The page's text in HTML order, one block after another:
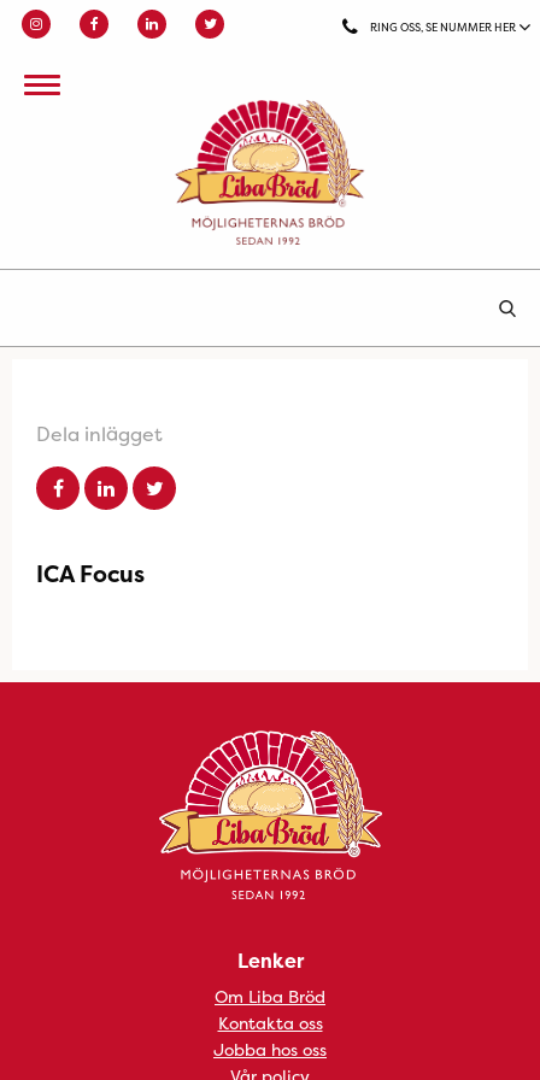
RING OSS, SE NUMMER HER
Dela inlägget
ICA Focus
Lenker
Om Liba Bröd
Kontakta oss
Jobba hos oss